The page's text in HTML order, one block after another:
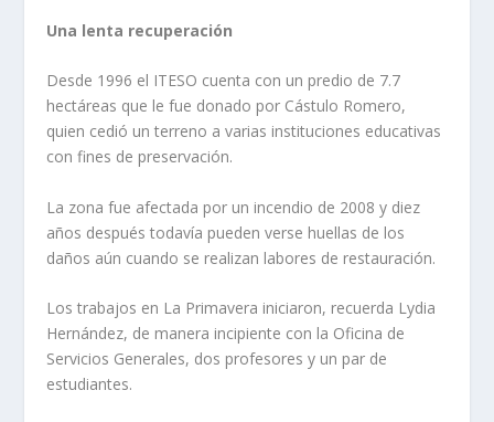
Una lenta recuperación
Desde 1996 el ITESO cuenta con un predio de 7.7
hectáreas que le fue donado por Cástulo Romero,
quien cedió un terreno a varias instituciones educativas
con fines de preservación.
La zona fue afectada por un incendio de 2008 y diez
años después todavía pueden verse huellas de los
daños aún cuando se realizan labores de restauración.
Los trabajos en La Primavera iniciaron, recuerda Lydia
Hernández, de manera incipiente con la Oficina de
Servicios Generales, dos profesores y un par de
estudiantes.